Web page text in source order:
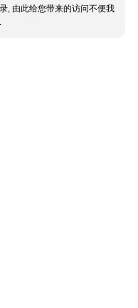
, 由此给您带来的访问不便我